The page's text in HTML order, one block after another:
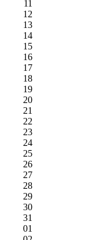
11
12
13
14
15
16
17
18
19
20
21
22
23
24
25
26
27
28
29
30
31
01